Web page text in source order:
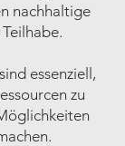
nachhaltige
essenziell,
zu